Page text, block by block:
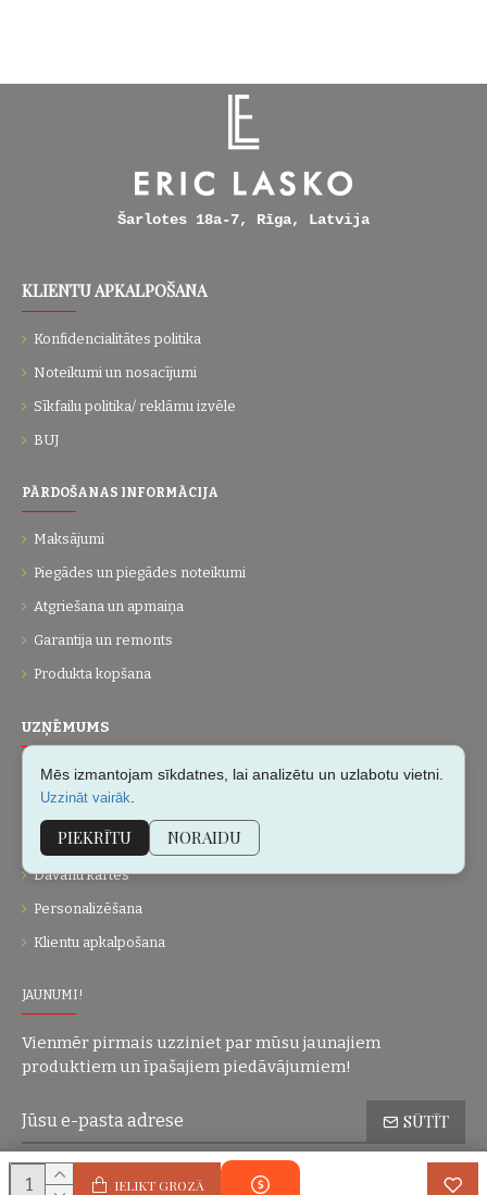
IELIKT GROZĀ
Šarlotes 18a-7, Rīga, Latvija
KLIENTU APKALPOŠANA
Konfidencialitātes politika
Noteikumi un nosacījumi
Sīkfailu politika/ reklāmu izvēle
BUJ
PĀRDOŠANAS INFORMĀCIJA
Maksājumi
Piegādes un piegādes noteikumi
Atgriešana un apmaiņa
Garantija un remonts
Produkta kopšana
UZŅĒMUMS
Par mums
Kontakti
Vietnes karte
Dāvanu kartes
Personalizēšana
Klientu apkalpošana
JAUNUMI!
Vienmēr pirmais uzziniet par mūsu jaunajiem
produktiem un īpašajiem piedāvājumiem!
SŪTĪT
Esmu iepazinies(-usies) ar sadaļu Konfidencialitātes politika
piekrītu visiem minētajiem noteikumiem
Mēs izmantojam sīkdatnes, lai analizētu un uzlabotu vietni.
Uzzināt vairāk.
PIEKRĪTU NORAIDU